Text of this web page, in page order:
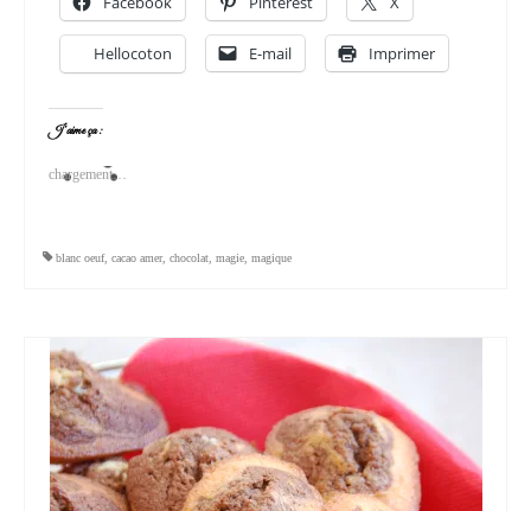
Hellocoton E-mail Imprimer
J’aime ça :
chargement…
blanc oeuf, cacao amer, chocolat magie magique